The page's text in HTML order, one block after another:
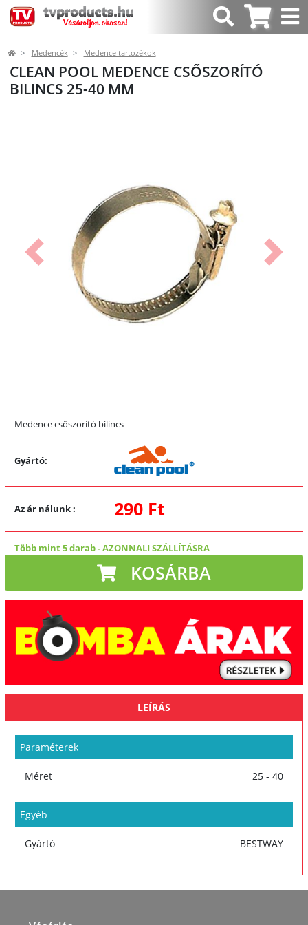
Medencék Medence tartozékok
CLEAN POOL MEDENCE CSŐSZORÍTÓ
BILINCS 25-40 MM
Előző
Medence csőszorító bilincs
Gyártó:
Az ár nálunk: 290 Ft
Több mint 5 darab-AZONNALI SZÁLLÍTÁSRA
KOSÁRBA
LEÍRÁS
Paraméterek
Méret 25 - 40
Egyéb
Gyártó BESTWAY